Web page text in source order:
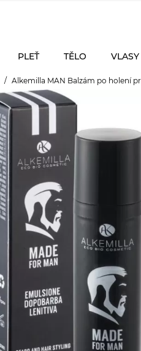
PLEŤ TĚLO VLASY
Alkemilla MAN Balzám po holení